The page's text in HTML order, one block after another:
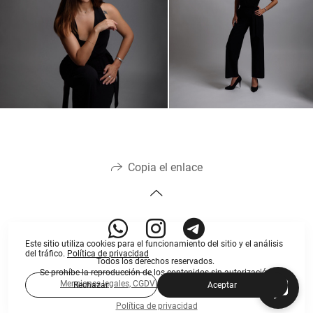
Copia el enlace
Todos los derechos reservados.
Se prohíbe la reproducción de los contenidos sin autorización.
Menciones legales, CGDV, ©MARIA VALUEVA
Política de privacidad
Este sitio utiliza cookies para el funcionamiento del sitio y el análisis
del tráfico. Política de privacidad
Rechazar Aceptar